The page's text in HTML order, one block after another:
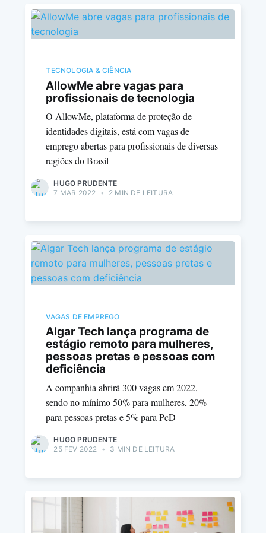
TECNOLOGIA & CIÊNCIA
AllowMe abre vagas para
profissionais de tecnologia
O AllowMe, plataforma de proteção de
identidades digitais, está com vagas de
emprego abertas para profissionais de diversas
regiões do Brasil
HUGO PRUDENTE
7 MAR 2022 • 2 MIN DE LEITURA
VAGAS DE EMPREGO
Algar Tech lança programa de
estágio remoto para mulheres,
pessoas pretas e pessoas com
deficiência
A companhia abrirá 300 vagas em 2022,
sendo no mínimo 50% para mulheres, 20%
para pessoas pretas e 5% para PcD
HUGO PRUDENTE
25 FEV 2022
• 3 MIN DE LEITURA